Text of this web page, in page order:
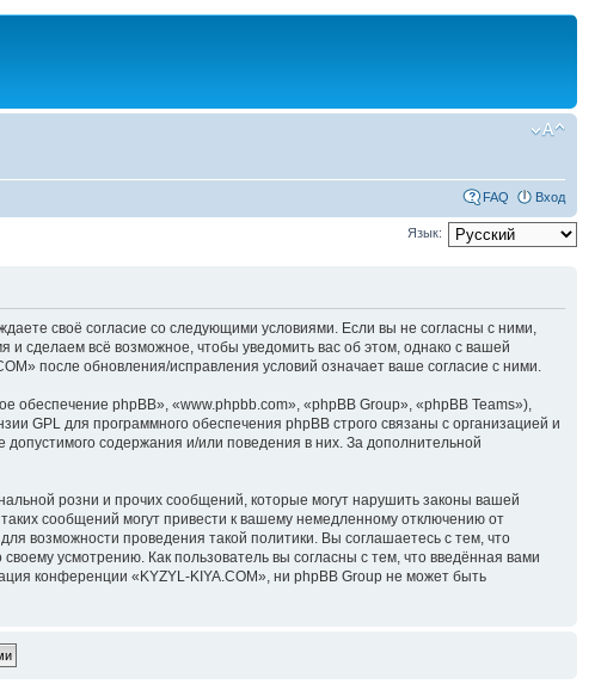
FAQ Вход
Язык:
своё согласие со следующими условиями. Если вы не согласны с ними,
сделаем всё возможное, чтобы уведомить вас об этом, однако с вашей
после обновления/исправления условий означает ваше согласие с ними.
phpBB», «www.phpbb.com», «phpBB Group», «phpBB Teams»),
GPL для программного обеспечения phpBB строго связаны с организацией и
содержания и/или поведения в них. За дополнительной
розни и прочих сообщений, которые могут нарушить законы вашей
сообщений могут привести к вашему немедленному отключению от
возможности проведения такой политики. Вы соглашаетесь с тем, что
усмотрению. Как пользователь вы согласны с тем, что введённая вами
конференции «KYZYL-KIYA.COM», ни phpBB Group не может быть